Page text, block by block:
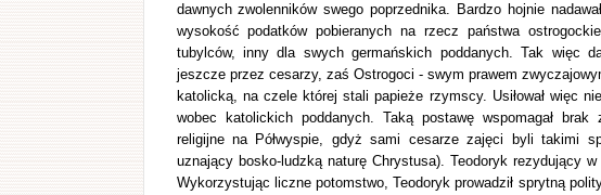
dawnych zwolenników swego poprzednika. Bardzo hojnie
wysokość podatków pobieranych na rzecz państwa
tubylców, inny dla swych germańskich poddanych. Tak więc
jeszcze przez cesarzy, zaś Ostrogoci - swym prawem
katolicką, na czele której stali papieże rzymscy. Usiłował więc
wobec katolickich poddanych. Taką postawę wspomagał
religijne na Półwyspie, gdyż sami cesarze zajęci byli takimi
uznający bosko-ludzką naturę Chrystusa). Teodoryk rezydujący
Wykorzystując liczne potomstwo, Teodoryk prowadził sprytną